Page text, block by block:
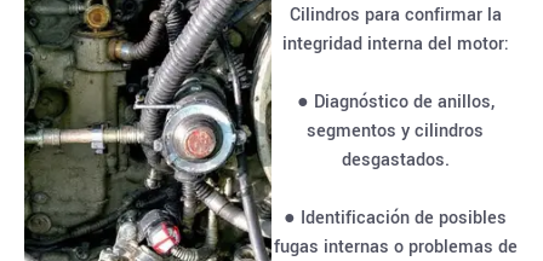
Cilindros para confirmar la
integridad interna del motor:
● Diagnóstico de anillos,
segmentos y cilindros
desgastados.
● Identificación de posibles
fugas internas o problemas de